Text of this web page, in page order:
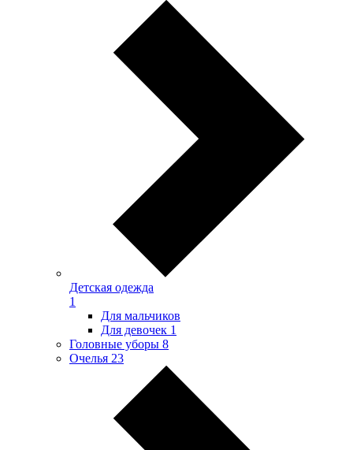
Детская одежда
1
Для мальчиков
Для девочек 1
Головные уборы 8
Очелья 23